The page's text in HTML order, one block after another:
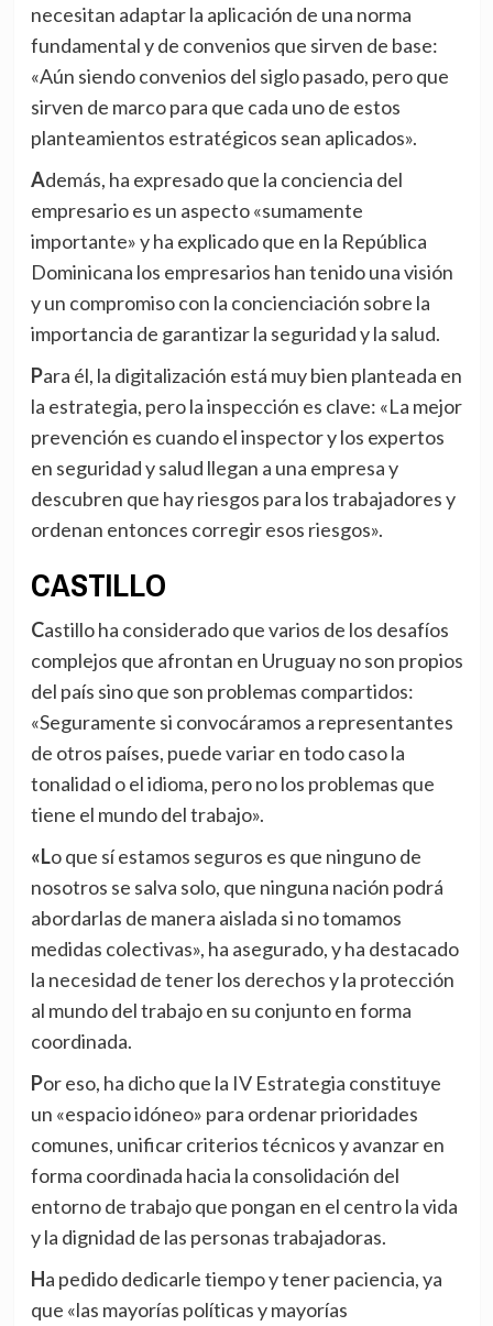
necesitan adaptar la aplicación de una norma
fundamental y de convenios que sirven de base:
«Aún siendo convenios del siglo pasado, pero que
sirven de marco para que cada uno de estos
planteamientos estratégicos sean aplicados».
Además, ha expresado que la conciencia del
empresario es un aspecto «sumamente
importante» y ha explicado que en la República
Dominicana los empresarios han tenido una visión
y un compromiso con la concienciación sobre la
importancia de garantizar la seguridad y la salud.
Para él, la digitalización está muy bien planteada en
la estrategia, pero la inspección es clave: «La mejor
prevención es cuando el inspector y los expertos
en seguridad y salud llegan a una empresa y
descubren que hay riesgos para los trabajadores y
ordenan entonces corregir esos riesgos».
CASTILLO
Castillo ha considerado que varios de los desafíos
complejos que afrontan en Uruguay no son propios
del país sino que son problemas compartidos:
«Seguramente si convocáramos a representantes
de otros países, puede variar en todo caso la
tonalidad o el idioma, pero no los problemas que
tiene el mundo del trabajo».
«Lo que sí estamos seguros es que ninguno de
nosotros se salva solo, que ninguna nación podrá
abordarlas de manera aislada si no tomamos
medidas colectivas», ha asegurado, y ha destacado
la necesidad de tener los derechos y la protección
al mundo del trabajo en su conjunto en forma
coordinada.
Por eso, ha dicho que la IV Estrategia constituye
un «espacio idóneo» para ordenar prioridades
comunes, unificar criterios técnicos y avanzar en
forma coordinada hacia la consolidación del
entorno de trabajo que pongan en el centro la vida
y la dignidad de las personas trabajadoras.
Ha pedido dedicarle tiempo y tener paciencia, ya
que «las mayorías políticas y mayorías